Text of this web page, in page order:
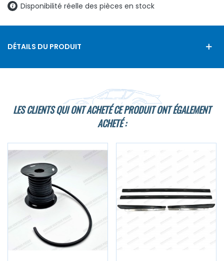
Disponibilité réelle des pièces en stock
DÉTAILS DU PRODUIT
LES CLIENTS QUI ONT ACHETÉ CE PRODUIT ONT ÉGALEMENT
ACHETÉ :